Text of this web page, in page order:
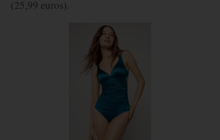
(25,99 euros).